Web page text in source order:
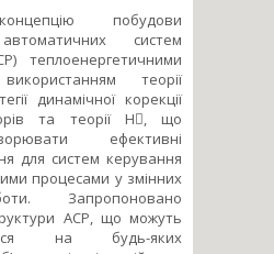
побудови
систем
теплоенергетичними
теорії
динамічної корекції
та теорії H, що
ефективні
для систем керування
процесами у змінних
Запропоновано
АСР, що можуть
на будь-яких